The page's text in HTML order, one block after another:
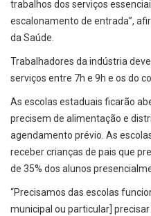
trabalhos dos serviços
escalonamento de entrada”,
da Saúde.
Trabalhadores da indústria
serviços entre 7h e 9h e os do
As escolas estaduais ficarão
precisem de alimentação e
agendamento prévio. As
receber crianças de pais que
de 35% dos alunos
“Precisamos das escolas
municipal ou particular]